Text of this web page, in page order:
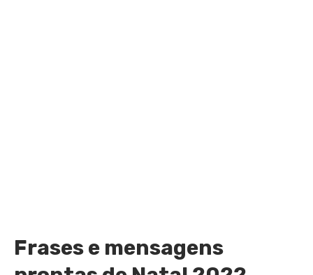
Frases e mensagens